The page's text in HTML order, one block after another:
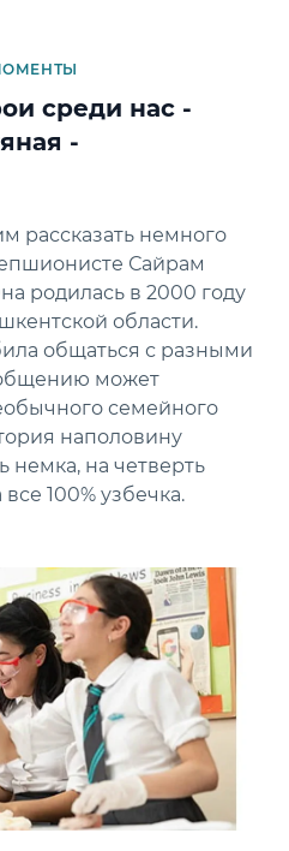
среди нас -
-
рассказать немного
Сайрам
родилась в 2000 году
области.
общаться с разными
может
семейного
наполовину
немка, на четверть
100% узбечка.